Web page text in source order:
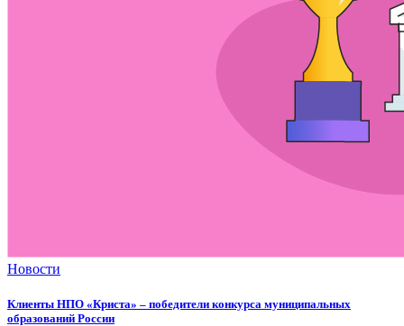
Новости
Клиенты НПО «Криста» – победители конкурса муниципальных
образований России